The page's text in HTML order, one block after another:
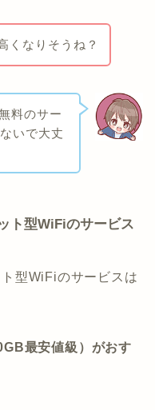
くなりそうね？
料のサー
いで大丈
ト型WiFiのサービス
型WiFiのサービスは
最安値級）がおす